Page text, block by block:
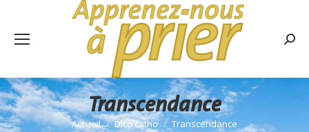
Transcendance
Vous êtes ici :
Accueil Dico catho Transcendance